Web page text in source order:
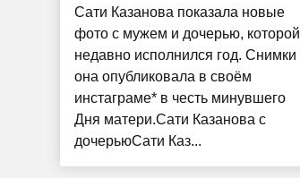
Сати Казанова показала новые
фото с мужем и дочерью, которой
недавно исполнился год. Снимки
она опубликовала в своём
инстаграме* в честь минувшего
Дня матери.Сати Казанова с
дочерьюСати Каз...